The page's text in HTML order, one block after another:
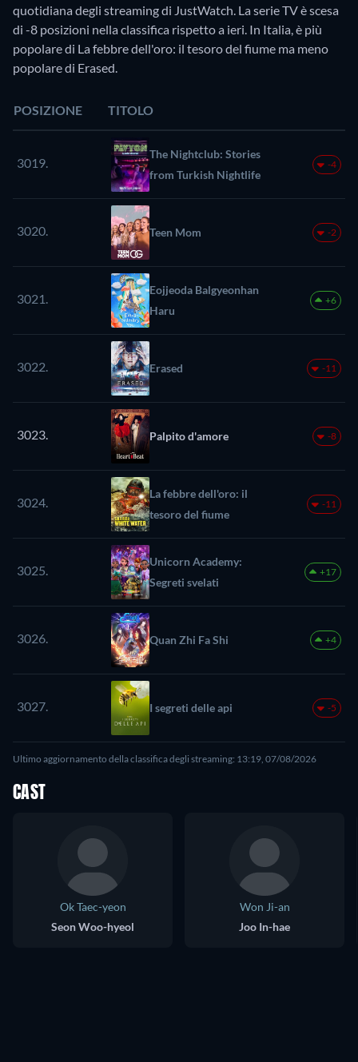
quotidiana degli streaming di JustWatch. La serie TV è scesa
di -8 posizioni nella classifica rispetto a ieri. In Italia, è più
popolare di La febbre dell'oro: il tesoro del fiume ma meno
popolare di Erased.
POSIZIONE TITOLO
3019.
The Nightclub: Stories
from Turkish Nightlife
-4
3020. Teen Mom -2
3021.
Eojjeoda Balgyeonhan
Haru
+6
3022. Erased -11
3023. Palpito d'amore -8
3024.
La febbre dell'oro: il
tesoro del fiume
-11
3025.
Unicorn Academy:
Segreti svelati
+17
3026. Quan Zhi Fa Shi +4
3027. I segreti delle api -5
Ultimo aggiornamento della classifica degli streaming: 13:19, 07/08/2026
CAST
Ok Taec-yeon
Seon Woo-hyeol
Won Ji-an
Joo In-hae